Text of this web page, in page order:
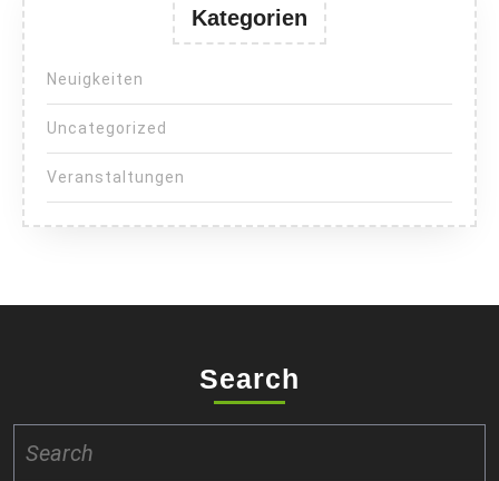
Kategorien
Neuigkeiten
Uncategorized
Veranstaltungen
Search
for: